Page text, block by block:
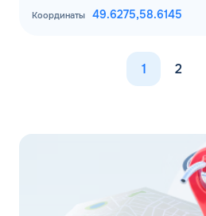
Координаты 49.6275,58.6145
1 2